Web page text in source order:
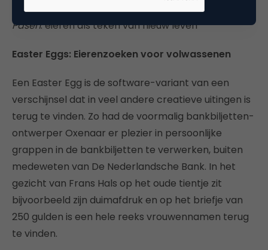
Pasen: eieren als teken van nieuw leven
Easter Eggs: Eierenzoeken voor volwassenen
Een Easter Egg is de software-variant van een
verschijnsel dat in veel andere creatieve uitingen is
terug te vinden. Zo had de voormalig bankbiljetten-
ontwerper Oxenaar er plezier in persoonlijke
grappen in de bankbiljetten te verwerken, buiten
medeweten van De Nederlandsche Bank. In het
gezicht van Frans Hals op het oude tientje zit
bijvoorbeeld zijn duimafdruk en op het briefje van
250 gulden is een hele reeks vrouwennamen terug
te vinden.